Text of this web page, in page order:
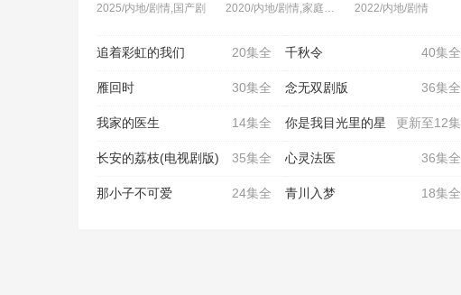
2025/内地/剧情,国产剧 2020/内地/剧情,家庭,国产剧 2022/内地/剧情
20集全
追着彩虹的我们 40集全
千秋令
30集全
雁回时 36集全
念无双剧版
14集全
我家的医生 更新至12集
你是我目光里的星
35集全
长安的荔枝(电视剧版) 36集全
心灵法医
24集全
那小子不可爱 18集全
青川入梦